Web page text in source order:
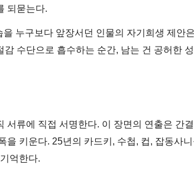
되묻는다.
누구보다 앞장서던 인물의 자기희생 제안은
수단으로 흡수하는 순간, 남는 건 공허한
서류에 직접 서명한다. 이 장면의 연출은 간
을 키운다. 25년의 카드키, 수첩, 컵, 잡동사
억한다.